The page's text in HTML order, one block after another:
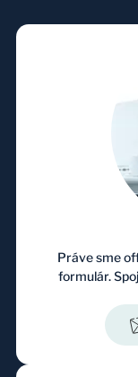
Práve sme
formulár.